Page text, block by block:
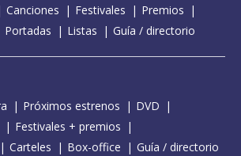
Canciones Festivales
Premios
Portadas Listas Guía / directorio
Próximos estrenos
DVD
Festivales + premios
Carteles Box-office Guía / directorio